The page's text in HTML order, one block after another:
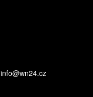
info@wn24.cz